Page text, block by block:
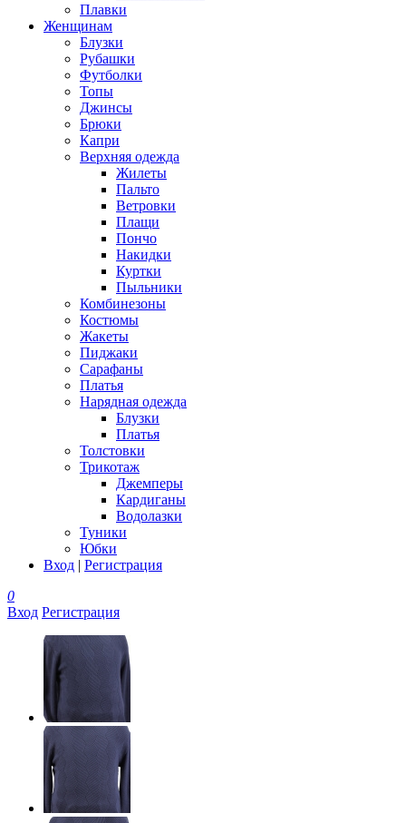
Плавки
Женщинам
Блузки
Рубашки
Футболки
Топы
Джинсы
Брюки
Капри
Верхняя одежда
Жилеты
Пальто
Ветровки
Плащи
Пончо
Накидки
Куртки
Пыльники
Комбинезоны
Костюмы
Жакеты
Пиджаки
Сарафаны
Платья
Нарядная одежда
Блузки
Платья
Толстовки
Трикотаж
Джемперы
Кардиганы
Водолазки
Туники
Юбки
Вход | Регистрация
0
Вход Регистрация